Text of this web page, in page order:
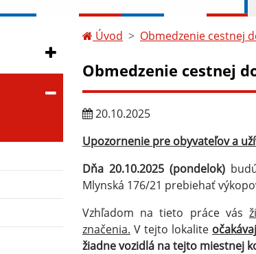
Úvod Obmedzenie cestnej
Obmedzenie cestnej
20.10.2025
Upozornenie pre obyvateľov a
Dňa 20.10.2025 (pondelok)
Mlynská 176/21 prebiehať
Vzhľadom na tieto práce vás
značenia. V tejto lokalite
žiadne vozidlá na tejto miestnej